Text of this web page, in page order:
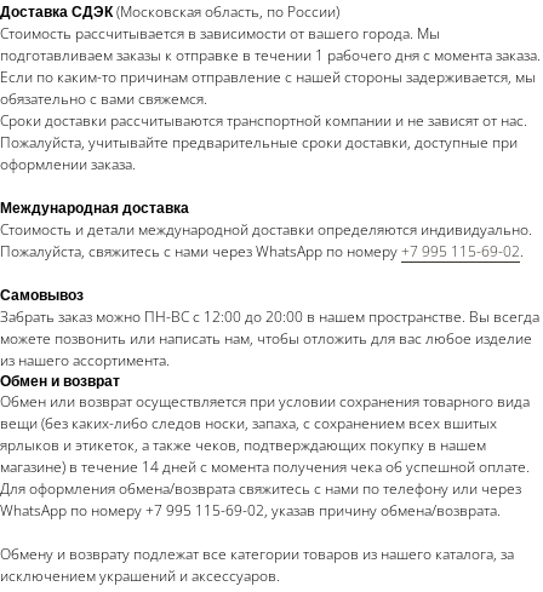
Доставка СДЭК(Московская область, по России)
Стоимость рассчитывается в зависимости от вашего города. Мы
подготавливаем заказы к отправке в течении 1 рабочего дня с момента заказа.
Если по каким-то причинам отправление с нашей стороны задерживается, мы
обязательно с вами свяжемся.
Сроки доставки рассчитываются транспортной компании и не зависят от нас.
Пожалуйста, учитывайте предварительные сроки доставки, доступные при
оформлении заказа.
Международная доставка
Стоимость и детали международной доставки определяются индивидуально.
Пожалуйста, свяжитесь с нами через WhatsApp по номеру+7 995 115-69-02.
Самовывоз
Забрать заказ можно ПН-ВС с 12:00 до 20:00 в нашем пространстве. Вы всегда
можете позвонить или написать нам, чтобы отложить для вас любое изделие
из нашего ассортимента.
Обмен и возврат
Обмен или возврат осуществляется при условии сохранения товарного вида
вещи (без каких-либо следов носки, запаха, с сохранением всех вшитых
ярлыков и этикеток, а также чеков, подтверждающих покупку в нашем
магазине) в течение 14 дней с момента получения чека об успешной оплате.
Для оформления обмена/возврата свяжитесь с нами по телефону или через
WhatsApp по номеру +7 995 115-69-02, указав причину обмена/возврата.
Обмену и возврату подлежат все категории товаров из нашего каталога, за
исключением украшений и аксессуаров.